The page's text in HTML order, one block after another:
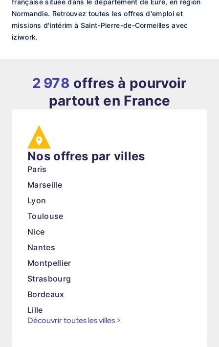
française située dans le département de Eure, en région
Normandie. Retrouvez toutes les offres d'emploi et
missions d'intérim à Saint-Pierre-de-Cormeilles avec
iziwork.
2 978 offres à pourvoir
partout en France
Nos offres par villes
Paris
Marseille
Lyon
Toulouse
Nice
Nantes
Montpellier
Strasbourg
Bordeaux
Lille
Découvrir toutes les villes >